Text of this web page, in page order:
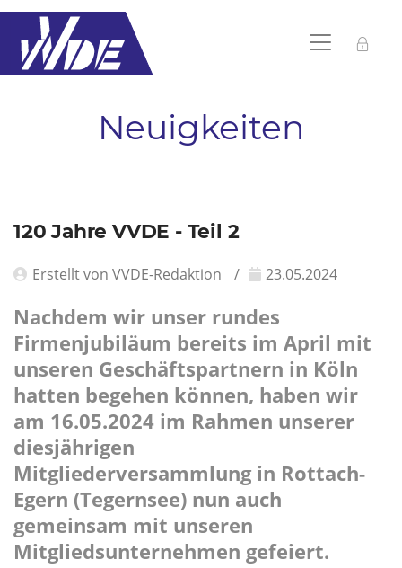
Neuigkeiten
120 Jahre VVDE - Teil 2
Erstellt von VVDE-Redaktion 23.05.2024
Nachdem wir unser rundes
Firmenjubiläum bereits im April mit
unseren Geschäftspartnern in Köln
hatten begehen können, haben wir
am 16.05.2024 im Rahmen unserer
diesjährigen
Mitgliederversammlung in Rottach-
Egern (Tegernsee) nun auch
gemeinsam mit unseren
Mitgliedsunternehmen gefeiert.